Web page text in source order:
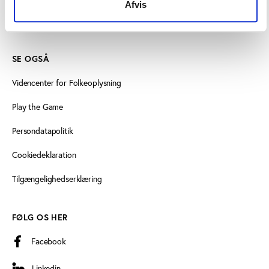
Afvis
Læs mere om instituttet
SE OGSÅ
Videncenter for Folkeoplysning
Play the Game
Persondatapolitik
Cookiedeklaration
Tilgængelighedserklæring
FØLG OS HER
Facebook